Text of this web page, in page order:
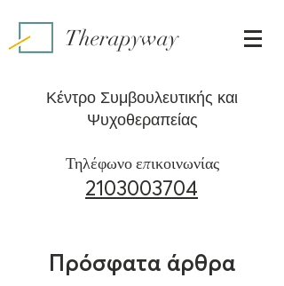
Therapyway
Κέντρο Συμβουλευτικής και
Ψυχοθεραπείας
Τηλέφωνο επικοινωνίας
2103003704
Πρόσφατα άρθρα